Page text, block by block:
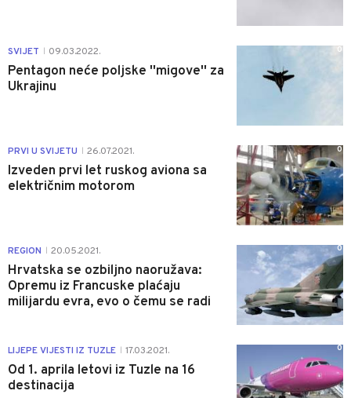
SVIJET 09.03.2022.
Pentagon neće poljske ''migove'' za
Ukrajinu
0
PRVI U SVIJETU 26.07.2021.
Izveden prvi let ruskog aviona sa
električnim motorom
0
REGION 20.05.2021.
Hrvatska se ozbiljno naoružava:
Opremu iz Francuske plaćaju
milijardu evra, evo o čemu se radi
0
LIJEPE VIJESTI IZ TUZLE 17.03.2021.
Od 1. aprila letovi iz Tuzle na 16
destinacija
0